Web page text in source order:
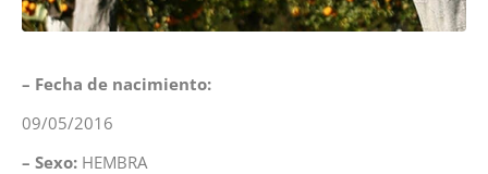
– Fecha de nacimiento:
09/05/2016
– Sexo: HEMBRA